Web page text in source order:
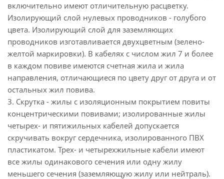
включительно имеют отличительную расцветку.
Изолирующий слой нулевых проводников - голубого
цвета. Изолирующий слой для заземляющих
проводников изготавливается двухцветным (зелено-
желтой маркировки). В кабелях с числом жил 7 и более
в каждом повиве имеются счетная жила и жила
направления, отличающиеся по цвету друг от друга и от
остальных жил повива.
3. Скрутка - жилы с изоляционным покрытием повиты
концентрическими повивами; изолированные жилы
четырех- и пятижильных кабелей допускается
скручивать вокруг сердечника, изолированного ПВХ
пластикатом. Трех- и четырехжильные кабели имеют
все жилы одинакового сечения или одну жилу
меньшего сечения (заземляющую жилу или нейтраль).